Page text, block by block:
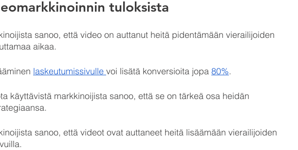
tuloksista
sanoo, että video on auttanut heitä pidentämään vierailijoiden
aikaa.
laskeutumissivulle voi lisätä konversioita jopa 80%.
käyttävistä markkinoijista sanoo, että se on tärkeä osa heidän
sanoo, että videot ovat auttaneet heitä lisäämään vierailijoiden